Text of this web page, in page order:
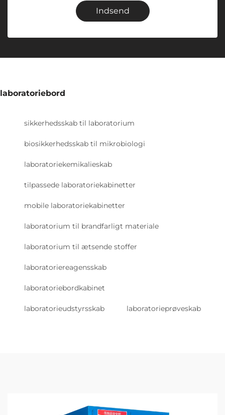
Indsend
laboratoriebord
sikkerhedsskab til laboratorium
biosikkerhedsskab til mikrobiologi
laboratoriekemikalieskab
tilpassede laboratoriekabinetter
mobile laboratoriekabinetter
laboratorium til brandfarligt materiale
laboratorium til ætsende stoffer
laboratoriereagensskab
laboratoriebordkabinet
laboratorieudstyrsskab laboratorieprøveskab